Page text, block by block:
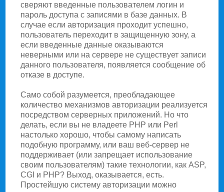
сверяют введенные пользователем логин и
пароль доступа с записями в базе данных. В
случае если авторизация проходит успешно,
пользователь переходит в защищенную зону, а
если введенные данные оказываются
неверными или на сервере не существует записи
данного пользователя, появляется сообщение об
отказе в доступе.
Само собой разумеется, преобладающее
количество механизмов авторизации реализуется
посредством серверных приложений. Но что
делать, если вы не владеете PHP или Perl
настолько хорошо, чтобы самому написать
подобную программу, или ваш веб-сервер не
поддерживает (или запрещает использование
своим пользователям) такие технологии, как ASP,
CGI и PHP? Выход, оказывается, есть.
Простейшую систему авторизации можно